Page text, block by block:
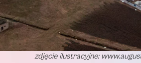
zdjęcie ilustracyjne: